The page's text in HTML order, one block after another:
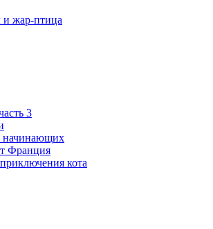
и жар-птица
3
начинающих
Франция
кота